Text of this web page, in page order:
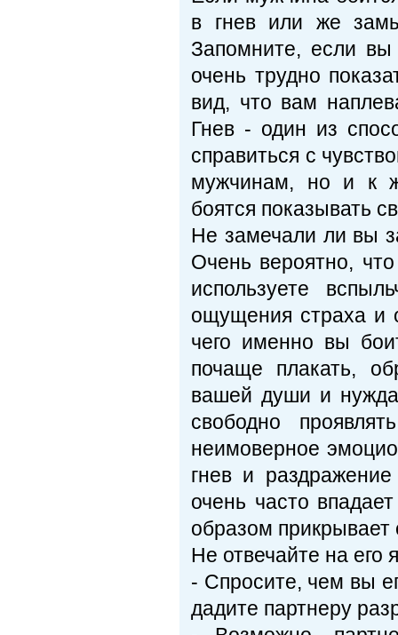
в гнев или же
Запомните, если
очень трудно
вид, что вам
Гнев - один из
справиться с
мужчинам, но и к
боятся показывать
Не замечали ли вы
Очень вероятно,
используете
ощущения страха и
чего именно вы
почаще плакать,
вашей души и
свободно
неимоверное
гнев и
очень часто
образом прикрывает
Не отвечайте на его
- Спросите, чем вы
дадите партнеру